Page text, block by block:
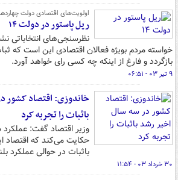
اولویت‌های اقتصادی دولت
ریل پاستور در دولت ۱۴
نظرسنجی‌های انتخاباتی
خواسته مردم بویژه فعالان اقتصادی این است که
بازگردد و فارغ از اینکه چه کسی رای خواهد آورد.
۹ تیر ۰۳ - ۰۶:۵۱
خاندوزی: اقتصاد کشور
باثبات را تجربه کرد
حکایت می‌کند که اقتصاد
باثبات در حوالی
۳۰ خرداد ۰۳ - ۱۱:۵۴